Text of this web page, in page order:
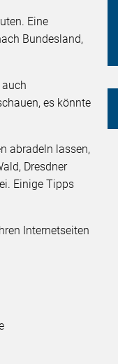
Eine
Bundesland,
es könnte
abradeln lassen,
Dresdner
Einige Tipps
Internetseiten